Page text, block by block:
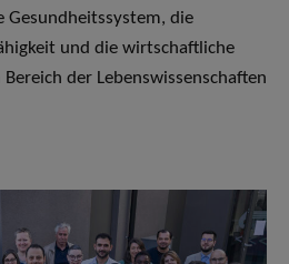
Gesundheitssystem, die
und die wirtschaftliche
der Lebenswissenschaften